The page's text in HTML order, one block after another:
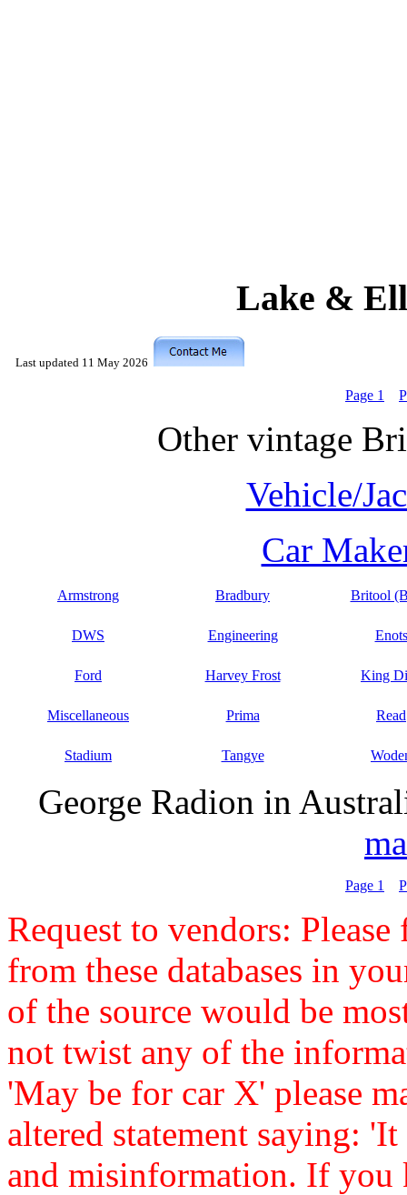
Lake &
Last updated 11 May 2026
Page 1
Other vintage
Vehicle/
Car
Armstrong Bradbury Britool
DWS Engineering Enots
Ford Harvey Frost King
Miscellaneous Prima Read
Stadium Tangye
George Radion in
Page 1
Request to vendors:
from these databases in
of the source would be
not twist any of the
'May be for car X' please
altered statement saying:
and misinformation. If you